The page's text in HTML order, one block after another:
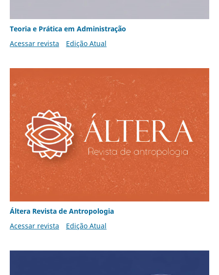
Teoria e Prática em Administração
Acessar revista
Edição Atual
Áltera Revista de Antropologia
Acessar revista
Edição Atual